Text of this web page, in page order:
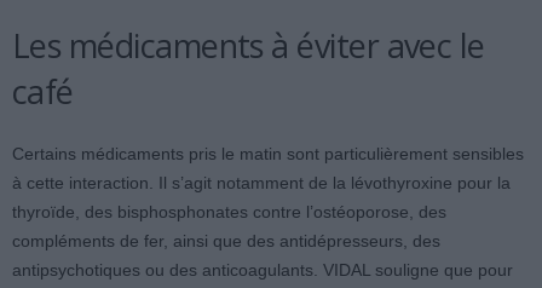
Les médicaments à éviter avec le
café
Certains médicaments pris le matin sont particulièrement sensibles
à cette interaction. Il s’agit notamment de la lévothyroxine pour la
thyroïde, des bisphosphonates contre l’ostéoporose, des
compléments de fer, ainsi que des antidépresseurs, des
antipsychotiques ou des anticoagulants. VIDAL souligne que pour